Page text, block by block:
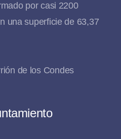
por casi 2200
una superficie de 63,37